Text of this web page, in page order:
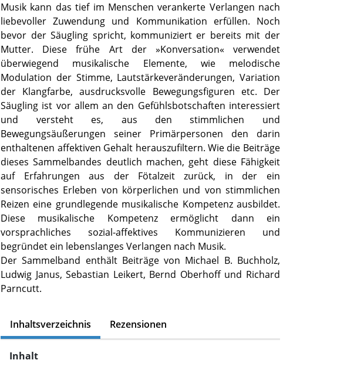
Musik kann das tief im Menschen verankerte Verlangen nach
liebevoller Zuwendung und Kommunikation erfüllen. Noch
bevor der Säugling spricht, kommuniziert er bereits mit der
Mutter. Diese frühe Art der »Konversation« verwendet
überwiegend musikalische Elemente, wie melodische
Modulation der Stimme, Lautstärkeveränderungen, Variation
der Klangfarbe, ausdrucksvolle Bewegungsfiguren etc. Der
Säugling ist vor allem an den Gefühlsbotschaften interessiert
und versteht es, aus den stimmlichen und
Bewegungsäußerungen seiner Primärpersonen den darin
enthaltenen affektiven Gehalt herauszufiltern. Wie die Beiträge
dieses Sammelbandes deutlich machen, geht diese Fähigkeit
auf Erfahrungen aus der Fötalzeit zurück, in der ein
sensorisches Erleben von körperlichen und von stimmlichen
Reizen eine grundlegende musikalische Kompetenz ausbildet.
Diese musikalische Kompetenz ermöglicht dann ein
vorsprachliches sozial-affektives Kommunizieren und
begründet ein lebenslanges Verlangen nach Musik.
Der Sammelband enthält Beiträge von Michael B. Buchholz,
Ludwig Janus, Sebastian Leikert, Bernd Oberhoff und Richard
Parncutt.
Inhaltsverzeichnis Rezensionen
Inhalt